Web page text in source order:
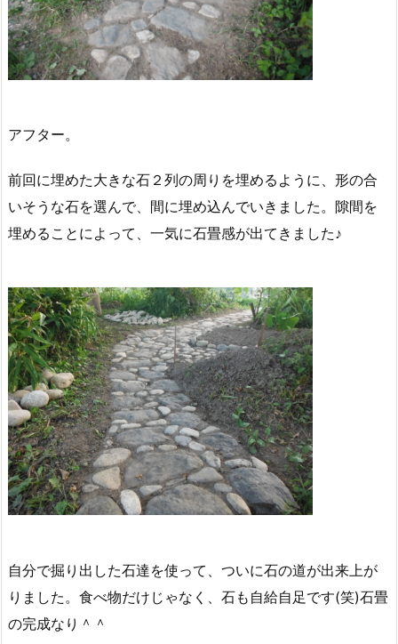
アフター。
前回に埋めた大きな石２列の周りを埋めるように、形の合
いそうな石を選んで、間に埋め込んでいきました。隙間を
埋めることによって、一気に石畳感が出てきました♪
自分で掘り出した石達を使って、ついに石の道が出来上が
りました。食べ物だけじゃなく、石も自給自足です(笑)石畳
の完成なり＾＾